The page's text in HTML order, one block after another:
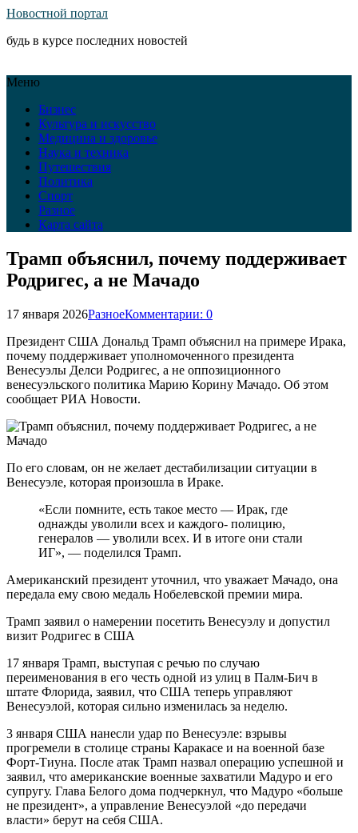
Новостной портал
будь в курсе последних новостей
Меню
Бизнес
Культура и искусство
Медицина и здоровье
Наука и техника
Путешествия
Политика
Спорт
Разное
Карта сайта
Трамп объяснил, почему поддерживает
Родригес, а не Мачадо
17 января 2026РазноеКомментарии: 0
Президент США Дональд Трамп объяснил на примере Ирака,
почему поддерживает уполномоченного президента
Венесуэлы Делси Родригес, а не оппозиционного
венесуэльского политика Марию Корину Мачадо. Об этом
сообщает РИА Новости.
По его словам, он не желает дестабилизации ситуации в
Венесуэле, которая произошла в Ираке.
«Если помните, есть такое место — Ирак, где
однажды уволили всех и каждого- полицию,
генералов — уволили всех. И в итоге они стали
ИГ», — поделился Трамп.
Американский президент уточнил, что уважает Мачадо, она
передала ему свою медаль Нобелевской премии мира.
Трамп заявил о намерении посетить Венесуэлу и допустил
визит Родригес в США
17 января Трамп, выступая с речью по случаю
переименования в его честь одной из улиц в Палм-Бич в
штате Флорида, заявил, что США теперь управляют
Венесуэлой, которая сильно изменилась за неделю.
3 января США нанесли удар по Венесуэле: взрывы
прогремели в столице страны Каракасе и на военной базе
Форт-Тиуна. После атак Трамп назвал операцию успешной и
заявил, что американские военные захватили Мадуро и его
супругу. Глава Белого дома подчеркнул, что Мадуро «больше
не президент», а управление Венесуэлой «до передачи
власти» берут на себя США.